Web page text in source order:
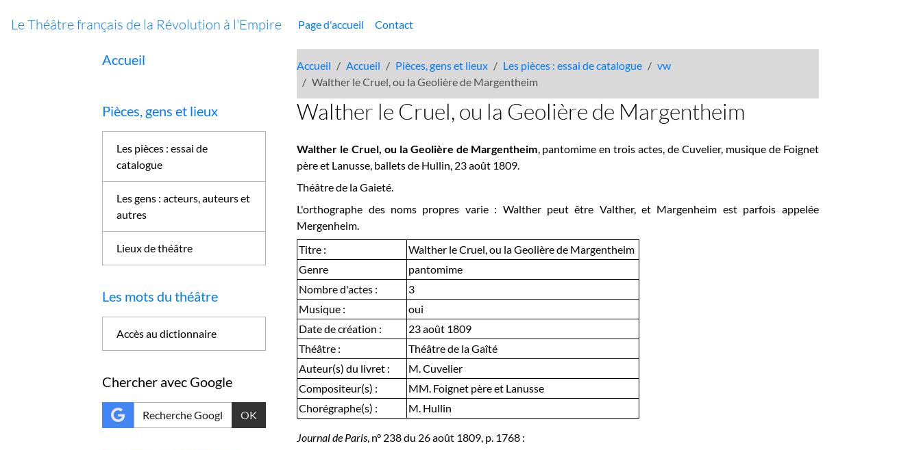
Le Théâtre français de la Révolution à l'Empire Page d'accueil Contact
Accueil Accueil Pièces, gens et lieux Les pièces : essai de catalogue
vw
Walther le Cruel, ou la Geolière de Margentheim
Walther le Cruel, ou la Geolière de Margentheim
Walther le Cruel, ou la Geolière de Margentheim, pantomime en trois actes, de Cuvelier, musique de Foignet
père et Lanusse, ballets de Hullin, 23 août 1809.
Théâtre de la Gaieté.
L'orthographe des noms propres varie : Walther peut être Valther, et Margenheim est parfois appelée
Mergenheim.
Titre :
Walther le Cruel, ou la Geolière de Margentheim
Genre
pantomime
Nombre d'actes :
3
Musique :
oui
Date de création :
23 août 1809
Théâtre :
Théâtre de la Gaîté
Auteur(s) du livret :
M. Cuvelier
Compositeur(s) :
MM. Foignet père et Lanusse
Chorégraphe(s) :
M. Hullin
Journal de Paris , n° 238 du 26 août 1809, p. 1768 :
Accueil
Pièces, gens et lieux
Les pièces : essai de
catalogue
Les gens : acteurs, auteurs et
autres
Lieux de théâtre
Les mots du théâtre
Accès au dictionnaire
Chercher avec Google
OK